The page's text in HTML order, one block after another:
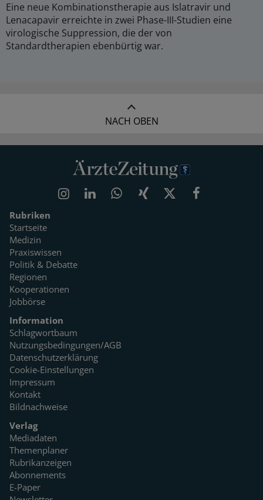
Eine neue Kombinationstherapie aus Islatravir und
Lenacapavir erreichte in zwei Phase-III-Studien eine
virologische Suppression, die der von
Standardtherapien ebenbürtig war.
NACH OBEN
Rubriken
Startseite
Medizin
Praxiswissen
Politik & Debatte
Regionen
Kooperationen
Jobbörse
Information
Schlagwortbaum
Nutzungsbedingungen/AGB
Datenschutzerklärung
Cookie-Einstellungen
Impressum
Kontakt
Bildnachweise
Verlag
Mediadaten
Themenplaner
Rubrikanzeigen
Abonnements
E-Paper